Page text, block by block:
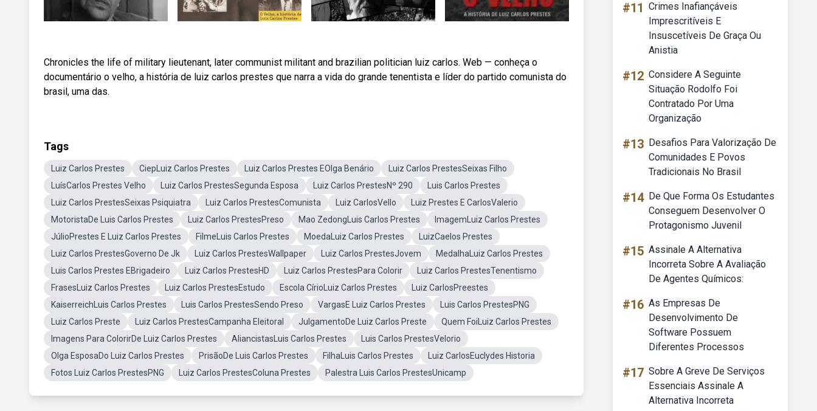
Chronicles the life of military lieutenant, later communist militant and brazilian politician luiz carlos. Web — conheça o
documentário o velho, a história de luiz carlos prestes que narra a vida do grande tenentista e líder do partido comunista do
brasil, uma das.
Tags
Luiz Carlos Prestes CiepLuiz Carlos Prestes Luiz Carlos Prestes EOlga Benário
Luiz Carlos PrestesSeixas Filho
LuísCarlos Prestes Velho
Luiz Carlos PrestesSegunda Esposa Luiz Carlos PrestesNº 290
Luis Carlos Prestes
Luiz Carlos PrestesSeixas Psiquiatra
Luiz Carlos PrestesComunista Luiz CarlosVello
Luiz Prestes E CarlosValerio
MotoristaDe Luis Carlos Prestes
Luiz Carlos PrestesPreso Mao ZedongLuis Carlos Prestes
ImagemLuiz Carlos Prestes
JúlioPrestes E Luiz Carlos Prestes
FilmeLuis Carlos Prestes MoedaLuiz Carlos Prestes
LuizCaelos Prestes
Luiz Carlos PrestesGoverno De Jk
Luiz Carlos PrestesWallpaper Luiz Carlos PrestesJovem
MedalhaLuiz Carlos Prestes
Luis Carlos Prestes EBrigadeiro
Luiz Carlos PrestesHD Luiz Carlos PrestesPara Colorir
Luiz Carlos PrestesTenentismo
FrasesLuiz Carlos Prestes
Luiz Carlos PrestesEstudo Escola CírioLuiz Carlos Prestes
Luiz CarlosPreestes
KaiserreichLuis Carlos Prestes
Luis Carlos PrestesSendo Preso VargasE Luiz Carlos Prestes
Luis Carlos PrestesPNG
Luiz Carlos Preste
Luiz Carlos PrestesCampanha Eleitoral JulgamentoDe Luiz Carlos Preste
Quem FoiLuiz Carlos Prestes
Imagens Para ColorirDe Luiz Carlos Prestes
AliancistasLuis Carlos Prestes
Luis Carlos PrestesVelorio
Olga EsposaDo Luiz Carlos Prestes
PrisãoDe Luis Carlos Prestes FilhaLuis Carlos Prestes
Luiz CarlosEuclydes Historia
Fotos Luiz Carlos PrestesPNG
Luiz Carlos PrestesColuna Prestes Palestra Luis Carlos PrestesUnicamp
#11 Crimes Inafiançáveis
Imprescritíveis E
Insuscetíveis De Graça Ou
Anistia
#12 Considere A Seguinte
Situação Rodolfo Foi
Contratado Por Uma
Organização
#13 Desafios Para Valorização De
Comunidades E Povos
Tradicionais No Brasil
#14 De Que Forma Os Estudantes
Conseguem Desenvolver O
Protagonismo Juvenil
#15 Assinale A Alternativa
Incorreta Sobre A Avaliação
De Agentes Químicos:
#16 As Empresas De
Desenvolvimento De
Software Possuem
Diferentes Processos
#17 Sobre A Greve De Serviços
Essenciais Assinale A
Alternativa Incorreta